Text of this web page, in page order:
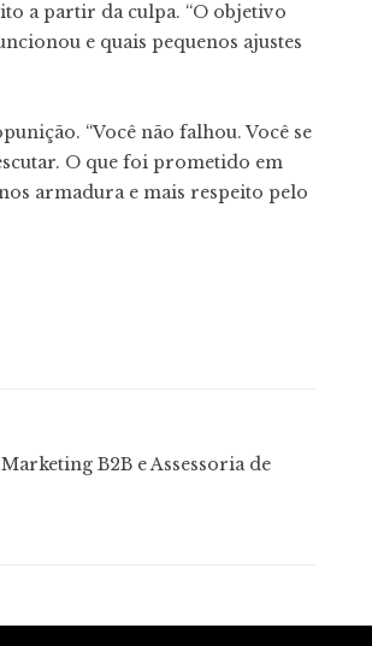
a partir da culpa. “O objetivo
e quais pequenos ajustes
“Você não falhou. Você se
O que foi prometido em
armadura e mais respeito pelo
B2B e Assessoria de